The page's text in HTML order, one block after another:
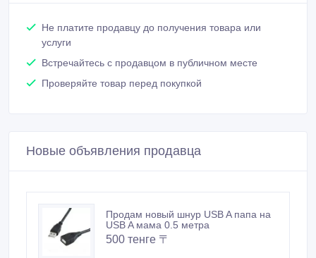
Не платите продавцу до получения товара или
услуги
Встречайтесь с продавцом в публичном месте
Проверяйте товар перед покупкой
Новые объявления продавца
Продам новый шнур USB A папа на
USB A мама 0.5 метра
500 тенге 〒